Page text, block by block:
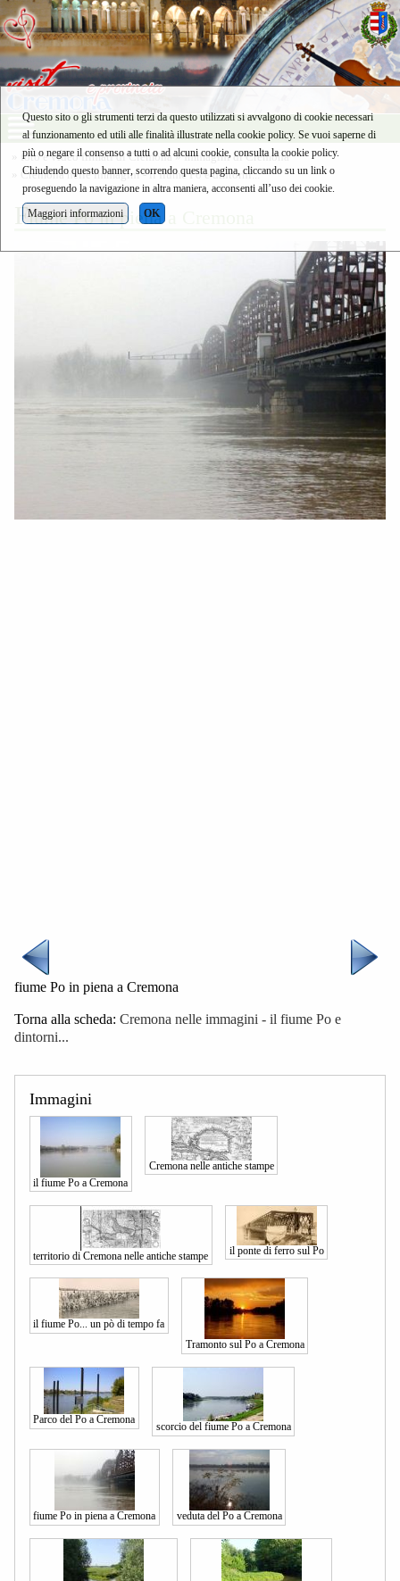
» foto e video filmati di Cremona »Immagini di Cremona
»
Cremona nelle immagini - il fiume Po e dintorni...
fiume Po in piena a Cremona
fiume Po in piena a Cremona
Torna alla scheda: Cremona nelle immagini - il fiume Po e
dintorni...
Immagini
il fiume Po a Cremona
Cremona nelle antiche stampe
territorio di Cremona nelle antiche stampe il ponte di ferro sul Po
il fiume Po... un pò di tempo fa
Tramonto sul Po a Cremona
Parco del Po a Cremona
scorcio del fiume Po a Cremona
fiume Po in piena a Cremona veduta del Po a Cremona
Questo sito o gli strumenti terzi da questo utilizzati si avvalgono di cookie necessari
al funzionamento ed utili alle finalità illustrate nella cookie policy. Se vuoi saperne di
più o negare il consenso a tutti o ad alcuni cookie, consulta la cookie policy.
Chiudendo questo banner, scorrendo questa pagina, cliccando su un link o
proseguendo la navigazione in altra maniera, acconsenti all’uso dei cookie.
Maggiori informazioni
OK